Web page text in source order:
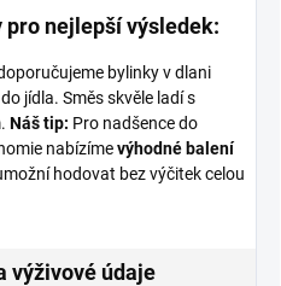
pro nejlepší výsledek:
bylinky v dlani
jídla. Směs skvěle ladí s
Náš tip: Pro nadšence do
nabízímevýhodné balení
hodovat bez výčitek celou
výživové údaje